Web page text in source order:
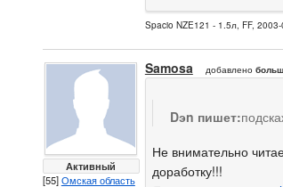
Spacio NZE121 - 1.5л, FF,
Активный
[55]Омская область
Samosa добавлено
Dэn пишет:
Не внимательно
доработку!!!